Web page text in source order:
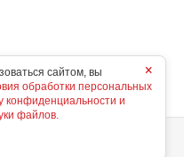
ERA Group (ООО «ЭРА»)
RESEARCH Group.
×
сайтом, вы
обработки персональных
конфиденциальности и
файлов.